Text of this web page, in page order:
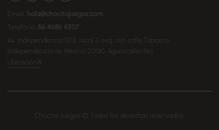
Email:
hola@chocitajuegos.com
Teléfono: 56 4686 4507
Av. Independencia 1102, local 3, esq. con calle Tabasco,
Independencia de México, 20130, Aguascalientes
Ubicación
Chocita Juegos © Todos los derechos reservados.